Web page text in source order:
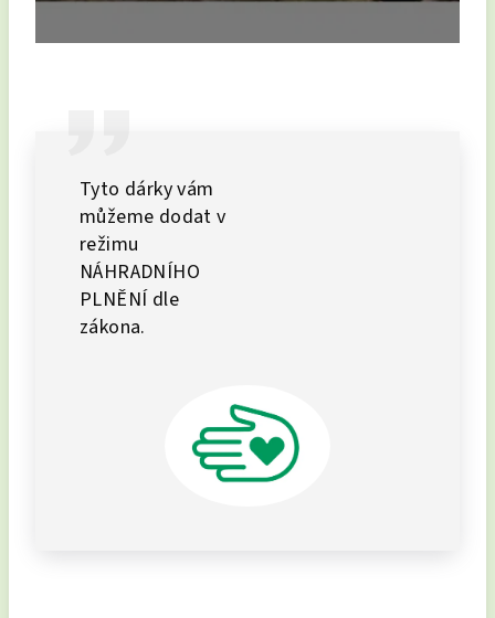
Tyto dárky vám
můžeme dodat v
režimu
NÁHRADNÍHO
PLNĚNÍ dle
zákona.